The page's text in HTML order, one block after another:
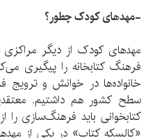
-مهدهای کودک چطور؟
مهدهای کودک از دیگر
فرهنگ کتابخانه را پیگیری
خانواده‌ها در خوانش و ترویج
سطح کشور هم داشتیم.
کتابخوانی باید فرهنگ‌سازی را
«کالسکه کتاب» در یکی از